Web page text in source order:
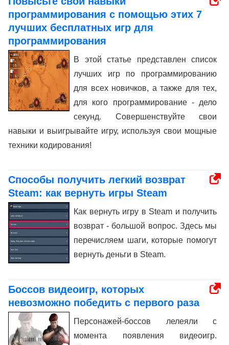
программирования с помощью этих 7
лучших бесплатных игр для
программирования
В этой статье представлен список
лучших игр по программированию
для всех новичков, а также для тех,
для кого программирование - дело
секунд. Совершенствуйте свои
навыки и выигрывайте игру, используя свои мощные
техники кодирования!
Способы получить легкий возврат
Steam: как вернуть игры Steam
Как вернуть игру в Steam и получить
возврат - большой вопрос. Здесь мы
перечисляем шаги, которые помогут
вернуть деньги в Steam.
Боссов видеоигр, которых
невозможно победить с первого раза
Персонажей-боссов лелеяли с
момента появления видеоигр.